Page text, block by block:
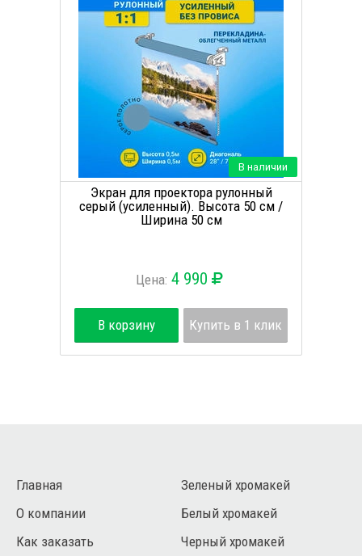
В наличии
Экран для проектора рулонный
серый (усиленный). Высота 50 см /
Ширина 50 см
Цена: 4 990
В корзину Купить в 1 клик
Главная
О компании
Как заказать
Зеленый хромакей
Белый хромакей
Черный хромакей